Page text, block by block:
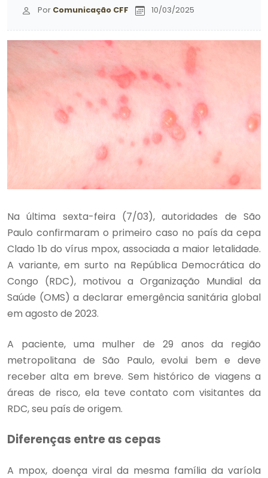
Por Comunicação CFF 10/03/2025
Na última sexta-feira (7/03), autoridades de São
Paulo confirmaram o primeiro caso no país da cepa
Clado 1b do vírus mpox, associada a maior letalidade.
A variante, em surto na República Democrática do
Congo (RDC), motivou a Organização Mundial da
Saúde (OMS) a declarar emergência sanitária global
em agosto de 2023.
A paciente, uma mulher de 29 anos da região
metropolitana de São Paulo, evolui bem e deve
receber alta em breve. Sem histórico de viagens a
áreas de risco, ela teve contato com visitantes da
RDC, seu país de origem.
Diferenças entre as cepas
A mpox, doença viral da mesma família da varíola